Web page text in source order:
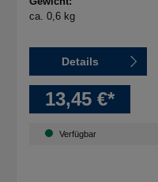
ca. 0,6 kg
Details
13,45 €*
Verfügbar